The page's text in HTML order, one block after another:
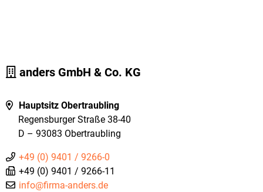
anders GmbH & Co. KG
Hauptsitz Obertraubling
Regensburger Straße 38-40
D – 93083 Obertraubling
+49 (0) 9401 / 9266-0
+49 (0) 9401 / 9266-11
info@firma-anders.de